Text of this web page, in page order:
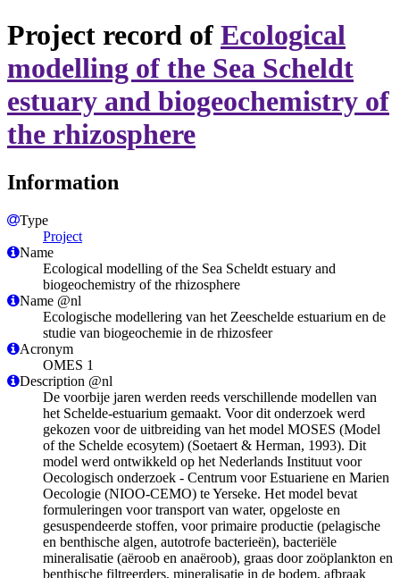
Project record of Ecological
modelling of the Sea Scheldt
estuary and biogeochemistry of
the rhizosphere
Information
Type
Project
Name
Ecological modelling of the Sea Scheldt estuary and
biogeochemistry of the rhizosphere
Name @nl
Ecologische modellering van het Zeeschelde estuarium en de
studie van biogeochemie in de rhizosfeer
Acronym
OMES 1
Description @nl
De voorbije jaren werden reeds verschillende modellen van
het Schelde-estuarium gemaakt. Voor dit onderzoek werd
gekozen voor de uitbreiding van het model MOSES (Model
of the Schelde ecosytem) (Soetaert & Herman, 1993). Dit
model werd ontwikkeld op het Nederlands Instituut voor
Oecologisch onderzoek - Centrum voor Estuariene en Marien
Oecologie (NIOO-CEMO) te Yerseke. Het model bevat
formuleringen voor transport van water, opgeloste en
gesuspendeerde stoffen, voor primaire productie (pelagische
en benthische algen, autotrofe bacterieën), bacteriële
mineralisatie (aëroob en anaëroob), graas door zoöplankton en
benthische filtreerders, mineralisatie in de bodem, afbraak